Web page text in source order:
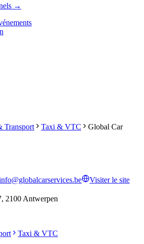
→
Transport Taxi & VTC
Global Car
Visiter le site
2100 Antwerpen
Taxi & VTC